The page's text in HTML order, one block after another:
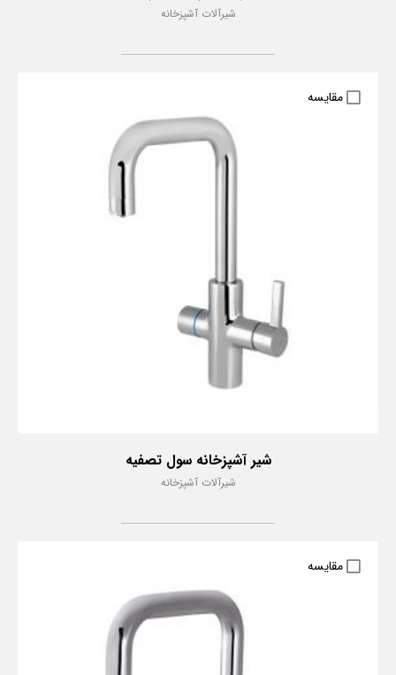
شیرآلات آشپزخانه
مقایسه
شیر آشپزخانه سول تصفیه
شیرآلات آشپزخانه
مقایسه